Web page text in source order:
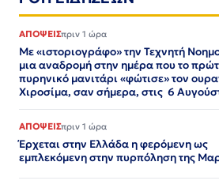
ΑΠΟΨΕΙΣπριν 1 ώρα
Με «ιστοριογράφο» την Τεχνητή
μια αναδρομή στην ημέρα που το
πυρηνικό μανιτάρι «φώτισε» τον
Χιροσίμα, σαν σήμερα, στις 6
ΑΠΟΨΕΙΣπριν 1 ώρα
Έρχεται στην Ελλάδα η φερόμενη ως
εμπλεκόμενη στην πυρπόληση της